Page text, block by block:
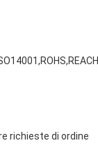
richieste di ordine